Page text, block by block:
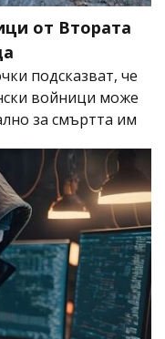
от Втората
подсказват, че
войници може
за смъртта им